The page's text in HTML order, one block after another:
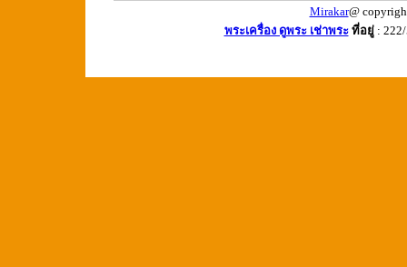
Mirakar@
พระเครื่อง ดูพระ เช่าพระ ที่อยู่ :